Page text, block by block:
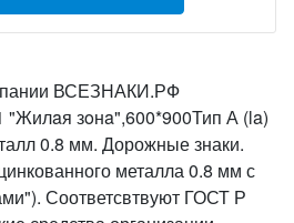
ВСЕЗНАКИ.РФ
"Жилaя зoнa",600*900Тип А (la)
0.8 мм. Дорожные знаки.
металла 0.8 мм с
Соответсвтвуют ГОСТ Р